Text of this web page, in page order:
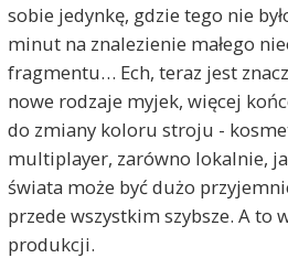
sobie jedynkę, gdzie tego nie
minut na znalezienie małego
fragmentu… Ech, teraz jest
nowe rodzaje myjek, więcej
do zmiany koloru stroju -
multiplayer, zarówno lokalnie,
świata może być dużo
przede wszystkim szybsze. A to
produkcji.